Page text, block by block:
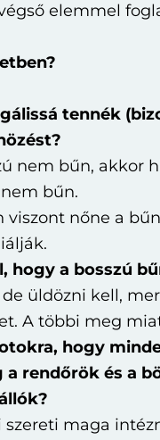
elemmel
tennék
nem bűn, akkor
bűn.
viszont nőne a
hogy a bosszú
üldözni kell,
A többi meg
hogy
a rendőrök és a
szereti maga